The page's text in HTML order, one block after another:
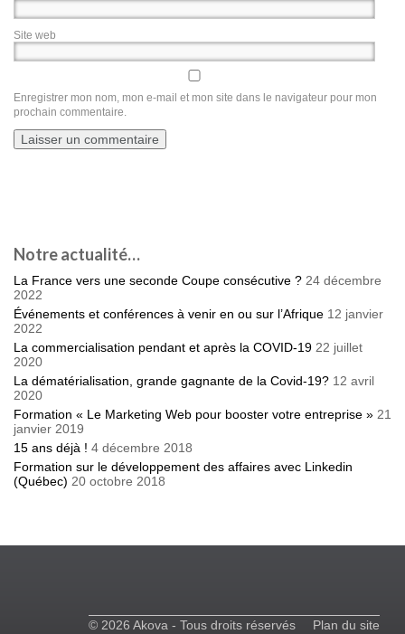
Site web
Enregistrer mon nom, mon e-mail et mon site dans le navigateur pour mon
prochain commentaire.
Notre actualité…
La France vers une seconde Coupe consécutive ? 24 décembre
2022
Événements et conférences à venir en ou sur l’Afrique 12 janvier
2022
La commercialisation pendant et après la COVID-19 22 juillet
2020
La dématérialisation, grande gagnante de la Covid-19? 12 avril
2020
Formation « Le Marketing Web pour booster votre entreprise » 21
janvier 2019
15 ans déjà ! 4 décembre 2018
Formation sur le développement des affaires avec Linkedin
(Québec) 20 octobre 2018
© 2026 Akova - Tous droits réservés Plan du site